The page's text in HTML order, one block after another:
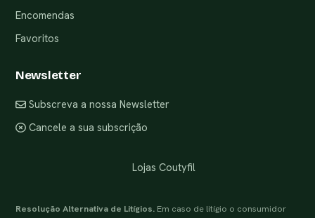
Encomendas
Favoritos
Newsletter
Subscreva a nossa Newsletter
Cancele a sua subscrição
Lojas Coutyfil
Resolução Alternativa de Litígios. Em caso de litígio o consumidor